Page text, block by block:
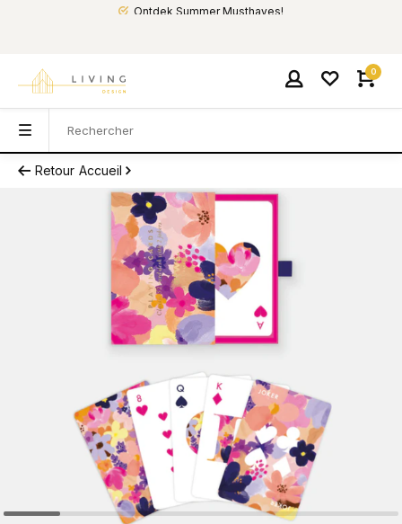
Ontdek Summer Musthaves!
0
Retour Accueil